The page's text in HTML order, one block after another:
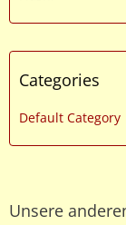
Categories
Default Category
Unsere